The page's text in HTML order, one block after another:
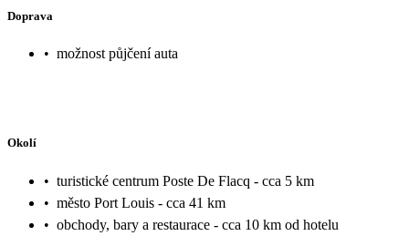
Doprava
• možnost půjčení auta
Okolí
• turistické centrum Poste De Flacq - cca 5 km
• město Port Louis - cca 41 km
• obchody, bary a restaurace - cca 10 km od hotelu